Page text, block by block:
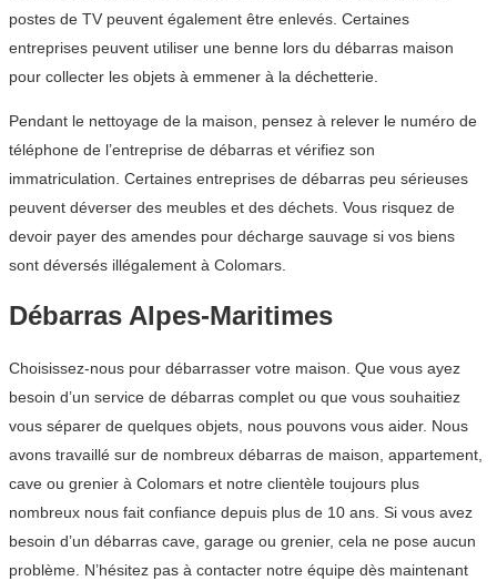
postes de TV peuvent également être enlevés. Certaines
entreprises peuvent utiliser une benne lors du débarras maison
pour collecter les objets à emmener à la déchetterie.
Pendant le nettoyage de la maison, pensez à relever le numéro de
téléphone de l’entreprise de débarras et vérifiez son
immatriculation. Certaines entreprises de débarras peu sérieuses
peuvent déverser des meubles et des déchets. Vous risquez de
devoir payer des amendes pour décharge sauvage si vos biens
sont déversés illégalement à Colomars.
Débarras Alpes-Maritimes
Choisissez-nous pour débarrasser votre maison. Que vous ayez
besoin d’un service de débarras complet ou que vous souhaitiez
vous séparer de quelques objets, nous pouvons vous aider. Nous
avons travaillé sur de nombreux débarras de maison, appartement,
cave ou grenier à Colomars et notre clientèle toujours plus
nombreux nous fait confiance depuis plus de 10 ans. Si vous avez
besoin d’un débarras cave, garage ou grenier, cela ne pose aucun
problème. N’hésitez pas à contacter notre équipe dès maintenant